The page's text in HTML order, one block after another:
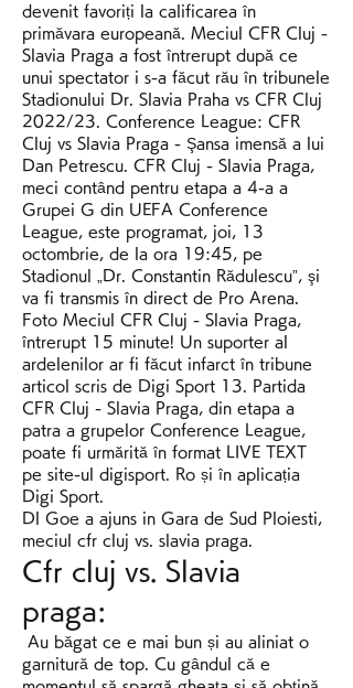
devenit favoriți la calificarea în
primăvara europeană. Meciul CFR Cluj -
Slavia Praga a fost întrerupt după ce
unui spectator i s-a făcut rău în tribunele
Stadionului Dr. Slavia Praha vs CFR Cluj
2022/23. Conference League: CFR
Cluj vs Slavia Praga - Şansa imensă a lui
Dan Petrescu. CFR Cluj - Slavia Praga,
meci contând pentru etapa a 4-a a
Grupei G din UEFA Conference
League, este programat, joi, 13
octombrie, de la ora 19:45, pe
Stadionul „Dr. Constantin Rădulescu”, şi
va fi transmis în direct de Pro Arena.
Foto Meciul CFR Cluj - Slavia Praga,
întrerupt 15 minute! Un suporter al
ardelenilor ar fi făcut infarct în tribune
articol scris de Digi Sport 13. Partida
CFR Cluj - Slavia Praga, din etapa a
patra a grupelor Conference League,
poate fi urmărită în format LIVE TEXT
pe site-ul digisport. Ro și în aplicația
Digi Sport.
Dl Goe a ajuns in Gara de Sud Ploiesti,
meciul cfr cluj vs. slavia praga.
Cfr cluj vs. Slavia
praga:
garnitură de top. Cu gândul că e